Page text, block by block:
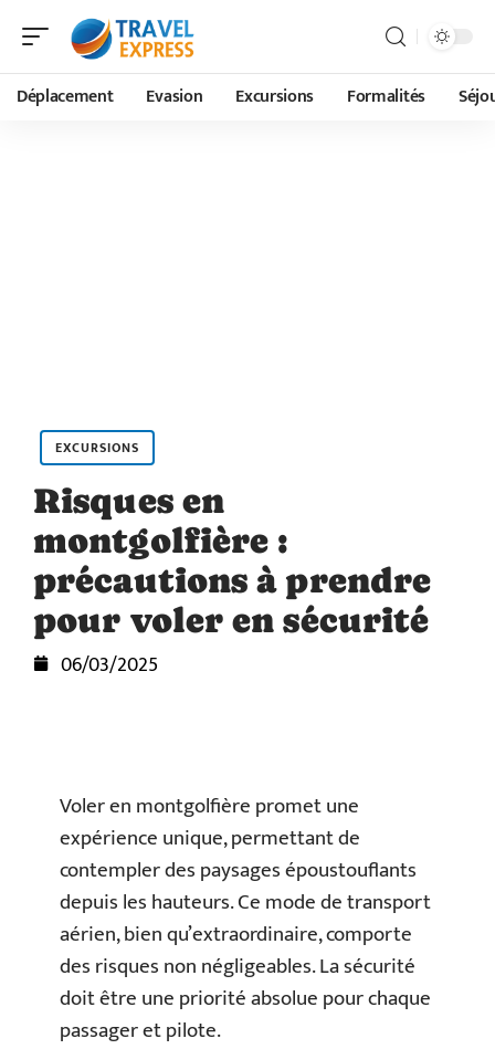
Déplacement Evasion Excursions Formalités
EXCURSIONS
Risques en
montgolfière :
précautions à prendre
pour voler en sécurité
06/03/2025
Voler en montgolfière promet une
expérience unique, permettant de
contempler des paysages époustouflants
depuis les hauteurs. Ce mode de transport
aérien, bien qu’extraordinaire, comporte
des risques non négligeables. La sécurité
doit être une priorité absolue pour chaque
passager et pilote.